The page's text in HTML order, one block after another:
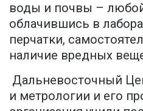
воды и почвы –
облачившись в
перчатки,
наличие вредных
Дальневосточный
и метрологии и его